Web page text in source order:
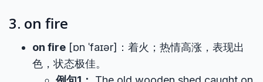
3. on fire
on fire [ɒn ˈfaɪər]：着火；热情高涨，表现出
色，状态极佳。